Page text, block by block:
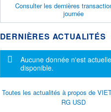
Consulter les dernières
journée
DERNIÈRES ACTUALITÉS
Message d'information
Aucune donnée n'est
disponible.
Toutes les actualités à propos de
RG USD